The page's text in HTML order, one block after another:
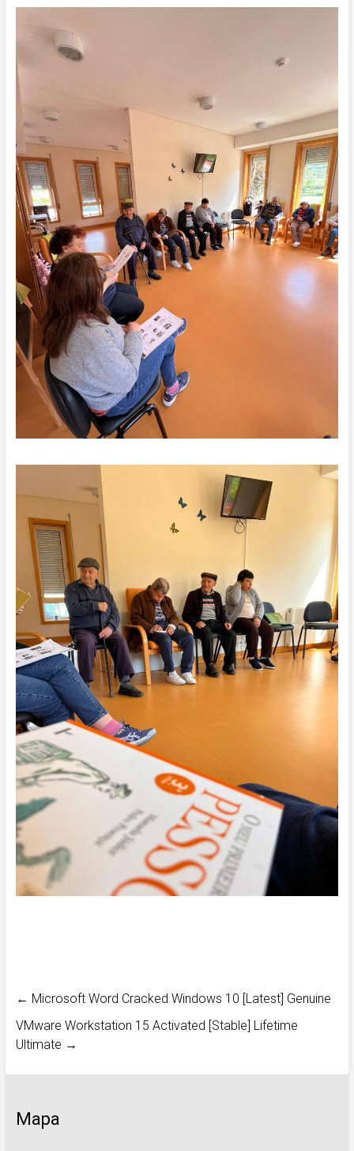
← Microsoft Word Cracked Windows 10 [Latest] Genuine
VMware Workstation 15 Activated [Stable] Lifetime
Ultimate →
Mapa